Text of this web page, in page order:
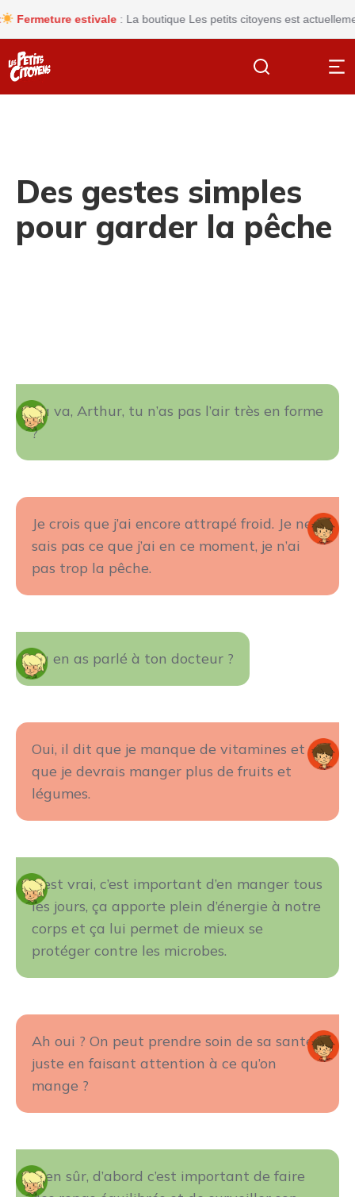
estivale: La boutique Les petits citoyens est actuellement
Des gestes simples
pour garder la pêche
Ça va, Arthur, tu n’as pas l’air très en forme
?
Je crois que j’ai encore attrapé froid. Je ne
sais pas ce que j’ai en ce moment, je n’ai
pas trop la pêche.
Tu en as parlé à ton docteur ?
Oui, il dit que je manque de vitamines et
que je devrais manger plus de fruits et
légumes.
C’est vrai, c’est important d’en manger tous
les jours, ça apporte plein d’énergie à notre
corps et ça lui permet de mieux se
protéger contre les microbes.
Ah oui ? On peut prendre soin de sa santé
juste en faisant attention à ce qu’on
mange ?
Bien sûr, d’abord c’est important de faire